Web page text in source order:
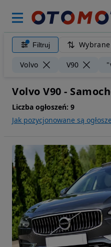
Filtruj
Volvo V90
Volvo V90 -
Liczba ogłoszeń: 9
Jak pozycjonowane są